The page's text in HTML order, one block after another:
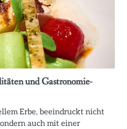
und Gastronomie-
Erbe, beeindruckt nicht
auch mit einer